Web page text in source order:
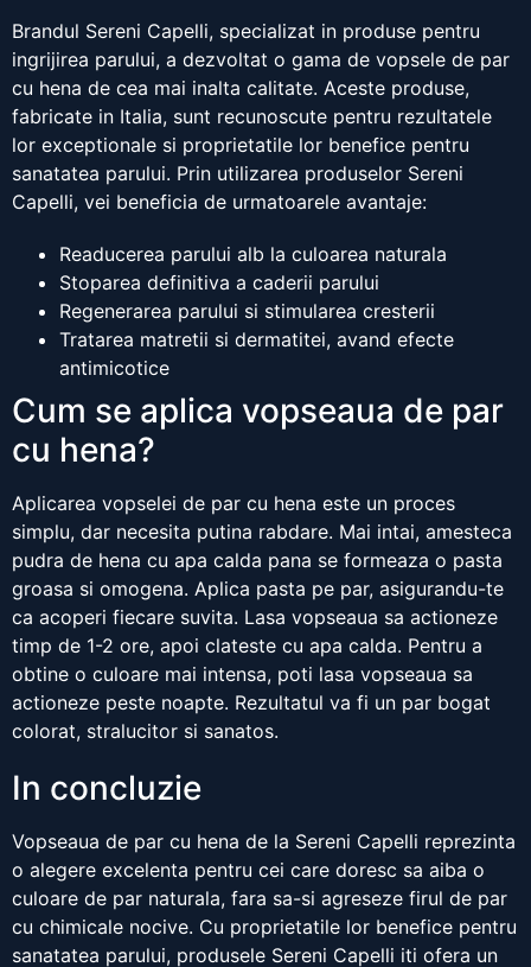
Brandul Sereni Capelli, specializat in produse pentru
ingrijirea parului, a dezvoltat o gama de vopsele de par
cu hena de cea mai inalta calitate. Aceste produse,
fabricate in Italia, sunt recunoscute pentru rezultatele
lor exceptionale si proprietatile lor benefice pentru
sanatatea parului. Prin utilizarea produselor Sereni
Capelli, vei beneficia de urmatoarele avantaje:
Readucerea parului alb la culoarea naturala
Stoparea definitiva a caderii parului
Regenerarea parului si stimularea cresterii
Tratarea matretii si dermatitei, avand efecte
antimicotice
Cum se aplica vopseaua de par
cu hena?
Aplicarea vopselei de par cu hena este un proces
simplu, dar necesita putina rabdare. Mai intai, amesteca
pudra de hena cu apa calda pana se formeaza o pasta
groasa si omogena. Aplica pasta pe par, asigurandu-te
ca acoperi fiecare suvita. Lasa vopseaua sa actioneze
timp de 1-2 ore, apoi clateste cu apa calda. Pentru a
obtine o culoare mai intensa, poti lasa vopseaua sa
actioneze peste noapte. Rezultatul va fi un par bogat
colorat, stralucitor si sanatos.
In concluzie
Vopseaua de par cu hena de la Sereni Capelli reprezinta
o alegere excelenta pentru cei care doresc sa aiba o
culoare de par naturala, fara sa-si agreseze firul de par
cu chimicale nocive. Cu proprietatile lor benefice pentru
sanatatea parului, produsele Sereni Capelli iti ofera un